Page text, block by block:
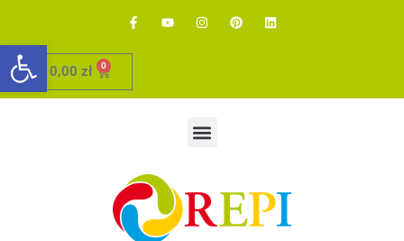
Otwórz pasek narzędzi
0,00 zł 0